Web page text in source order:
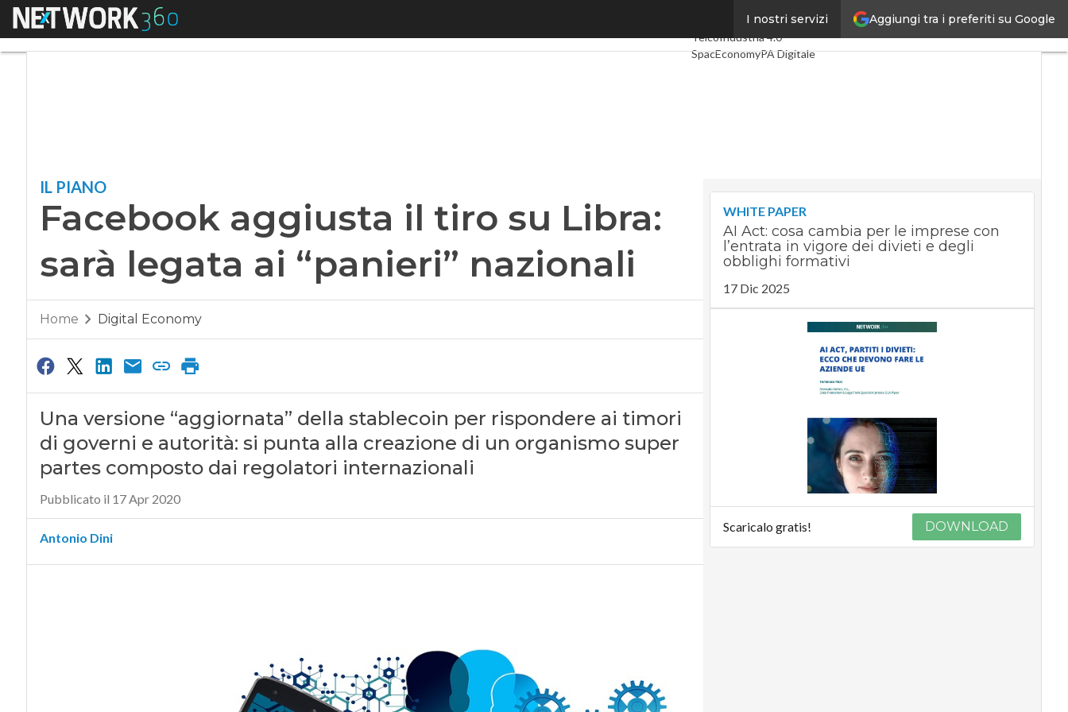
Aggiungi tra i preferiti su Google
I nostri servizi
Menu Ultimi articoliDigital Economy
TelcoIndustria 4.0
SpacEconomyPA Digitale
IL PIANO
Facebook aggiusta il tiro su Libra:
sarà legata ai “panieri” nazionali
Home Digital Economy
Una versione “aggiornata” della stablecoin per rispondere ai timori
di governi e autorità: si punta alla creazione di un organismo super
partes composto dai regolatori internazionali
Pubblicato il 17 Apr 2020
Antonio Dini
WHITE PAPER
AI Act: cosa cambia per le imprese con
l’entrata in vigore dei divieti e degli
obblighi formativi
17 Dic 2025
Scaricalo gratis! DOWNLOAD